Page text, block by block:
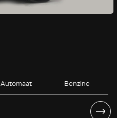
Automaat Benzine